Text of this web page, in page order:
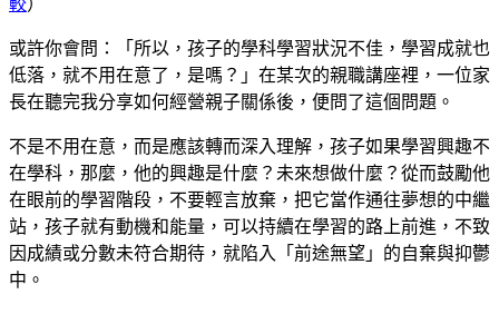
較）
或許你會問：「所以，孩子的學科學習狀況不佳，學習成就也
低落，就不用在意了，是嗎？」在某次的親職講座裡，一位家
長在聽完我分享如何經營親子關係後，便問了這個問題。
不是不用在意，而是應該轉而深入理解，孩子如果學習興趣不
在學科，那麼，他的興趣是什麼？未來想做什麼？從而鼓勵他
在眼前的學習階段，不要輕言放棄，把它當作通往夢想的中繼
站，孩子就有動機和能量，可以持續在學習的路上前進，不致
因成績或分數未符合期待，就陷入「前途無望」的自棄與抑鬱
中。